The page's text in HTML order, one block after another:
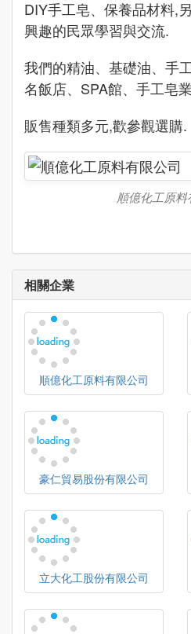
DIY手工皂、保養品材料,
興趣的民眾學習與交流.
我們的精油、基礎油、手
名飯店、SPA館、手工皂業
販售種類多元,歡參觀選購.
順億化工原
相關企業
順億化工原料有限公司
豪仁貿易股份有限公司
立大化工股份有限公司